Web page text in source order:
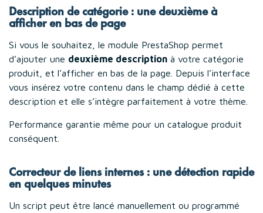
Description de catégorie : une deuxième à
afficher en bas de page
Si vous le souhaitez, le module PrestaShop permet
d’ajouter une deuxième description à votre catégorie
produit, et l’afficher en bas de la page. Depuis l’interface
vous insérez votre contenu dans le champ dédié à cette
description et elle s’intègre parfaitement à votre thème.
Performance garantie même pour un catalogue produit
conséquent.
Correcteur de liens internes : une détection rapide
en quelques minutes
Un script peut être lancé manuellement ou programmé